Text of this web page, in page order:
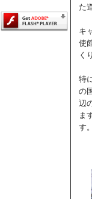
た
キ
使
く
特
の
辺
ま
す